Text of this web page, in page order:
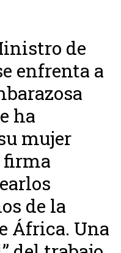
de
enfrenta a
ha
mujer
firma
de la
África. Una